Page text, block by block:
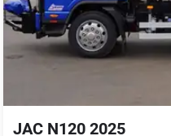
JAC N120 2025